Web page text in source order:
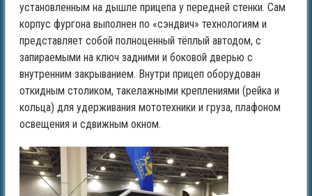
установленным на дышле прицепа у передней стенки. Сам
корпус фургона выполнен по «сэндвич» технологиям и
представляет собой полноценный тёплый автодом, с
запираемыми на ключ задними и боковой дверью с
внутренним закрыванием. Внутри прицеп оборудован
откидным столиком, такелажными креплениями (рейка и
кольца) для удерживания мототехники и груза, плафоном
освещения и сдвижным окном.